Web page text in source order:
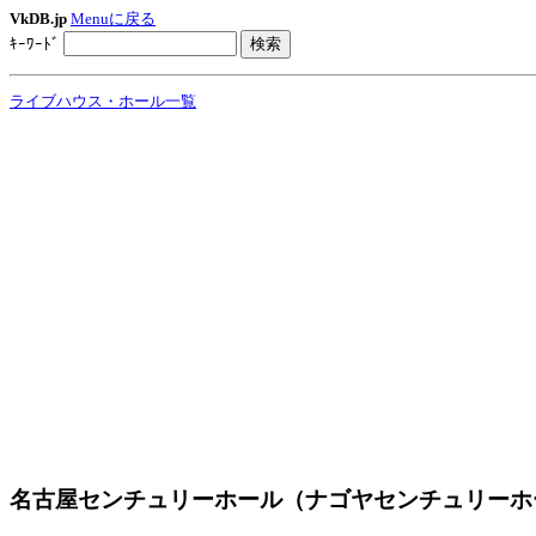
VkDB.jp Menuに戻る
ｷｰﾜｰﾄﾞ
ライブハウス・ホール一覧
名古屋センチュリーホール（ナゴヤセンチュリー